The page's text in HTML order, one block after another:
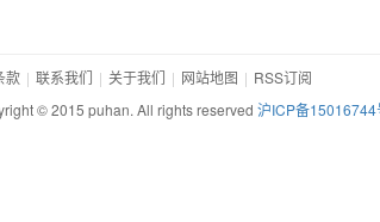
款 联系我们 关于我们 网站地图
RSS订阅
© 2015 puhan. All rights reserved 沪ICP备15016744